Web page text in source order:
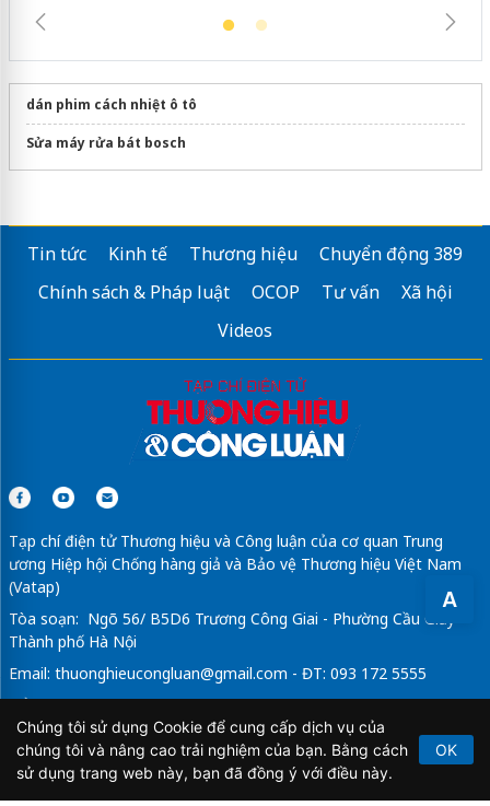
A
dán phim cách nhiệt ô tô
Sửa máy rửa bát bosch
Tin tức Kinh tế Thương hiệu
Chuyển động 389
Chính sách & Pháp luật
OCOP Tư vấn
Xã hội
Videos
Tạp chí điện tử Thương hiệu và Công luận của cơ quan Trung
ương Hiệp hội Chống hàng giả và Bảo vệ Thương hiệu Việt Nam
(Vatap)
Tòa soạn: Ngõ 56/ B5D6 Trương Công Giai - Phường Cầu Giấy -
Thành phố Hà Nội
Email: thuonghieucongluan@gmail.com - ĐT: 093 172 5555
Tổng Biên Tập: Vũ Đức Thuận
Giấy phép hoạt động báo chí điện tử số 64/GP-BTTTT do Bộ
Thông tin và Truyền thông cấp ngày 21/2/2020.
Chúng tôi sử dụng Cookie để cung cấp dịch vụ của
chúng tôi và nâng cao trải nghiệm của bạn. Bằng cách
sử dụng trang web này, bạn đã đồng ý với điều này.
OK